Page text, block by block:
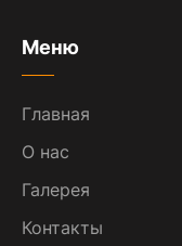
Меню
Главная
О нас
Галерея
Контакты